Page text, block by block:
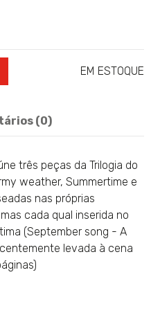
EM ESTOQUE
(0)
três peças da Trilogia do
weather, Summertime e
nas próprias
cada qual inserida no
(September song - A
levada à cena